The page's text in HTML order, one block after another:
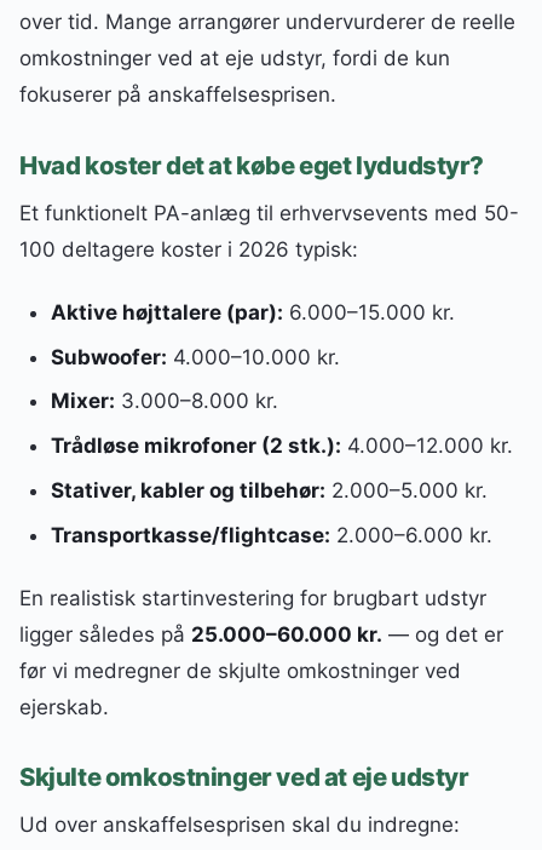
over tid. Mange arrangører undervurderer de reelle
omkostninger ved at eje udstyr, fordi de kun
fokuserer på anskaffelsesprisen.
Hvad koster det at købe eget lydudstyr?
Et funktionelt PA-anlæg til erhvervsevents med 50-
100 deltagere koster i 2026 typisk:
Aktive højttalere (par): 6.000–15.000 kr.
Subwoofer: 4.000–10.000 kr.
Mixer: 3.000–8.000 kr.
Trådløse mikrofoner (2 stk.): 4.000–12.000 kr.
Stativer, kabler og tilbehør: 2.000–5.000 kr.
Transportkasse/flightcase: 2.000–6.000 kr.
En realistisk startinvestering for brugbart udstyr
ligger således på 25.000–60.000 kr. — og det er
før vi medregner de skjulte omkostninger ved
ejerskab.
Skjulte omkostninger ved at eje udstyr
Ud over anskaffelsesprisen skal du indregne: